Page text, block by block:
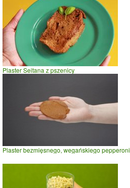
Plaster Seitana z pszenicy
Plaster bezmięsnego, wegańskiego pepperoni